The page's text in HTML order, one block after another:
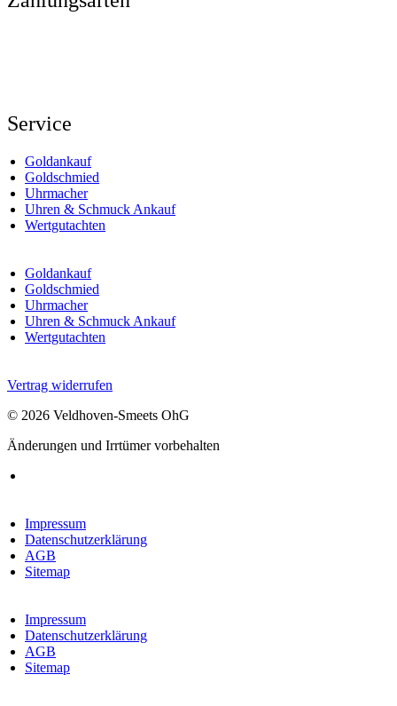
Service
Goldankauf
Goldschmied
Uhrmacher
Uhren & Schmuck Ankauf
Wertgutachten
Goldankauf
Goldschmied
Uhrmacher
Uhren & Schmuck Ankauf
Wertgutachten
Vertrag widerrufen
© 2026 Veldhoven-Smeets OhG
Änderungen und Irrtümer vorbehalten
Impressum
Datenschutzerklärung
AGB
Sitemap
Impressum
Datenschutzerklärung
AGB
Sitemap